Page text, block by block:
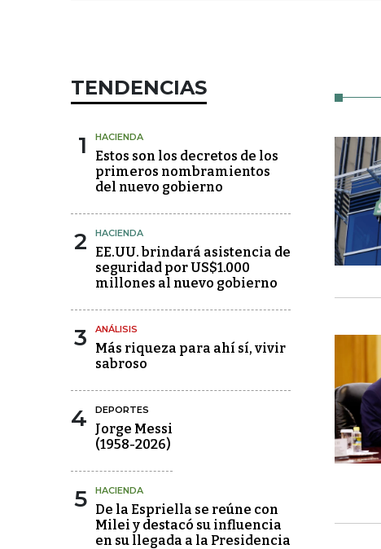
TENDENCIAS
1 HACIENDA
Estos son los decretos de los
primeros nombramientos
del nuevo gobierno
2 HACIENDA
EE.UU. brindará asistencia de
seguridad por US$1.000
millones al nuevo gobierno
3 ANÁLISIS
Más riqueza para ahí sí, vivir
sabroso
4 DEPORTES
Jorge Messi
(1958-2026)
5 HACIENDA
De la Espriella se reúne con
Milei y destacó su influencia
en su llegada a la Presidencia